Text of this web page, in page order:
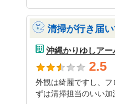
清掃が行き届
沖縄かりゆしア
2.5
外観は綺麗ですし、
ずは清掃担当のいい